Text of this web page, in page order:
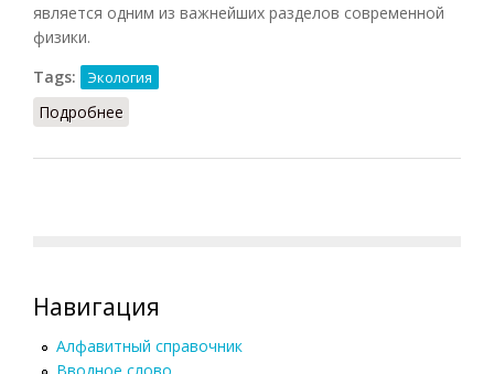
является одним из важнейших разделов современной
физики.
Tags:
Экология
Подробнее
Навигация
Алфавитный справочник
Вводное слово